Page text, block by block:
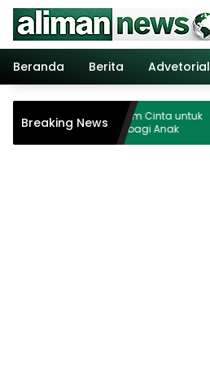
Langsung
konten
Beranda
Berita Advetorial
Breaking News
Kurikulum Cinta untuk
Ruang Aman bagi Anak